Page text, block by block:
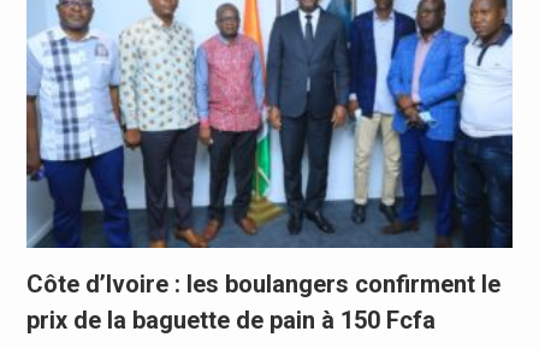
Côte d’Ivoire : les boulangers confirment le
prix de la baguette de pain à 150 Fcfa